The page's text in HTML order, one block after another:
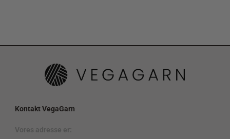
Kontakt VegaGarn
Vores adresse er: